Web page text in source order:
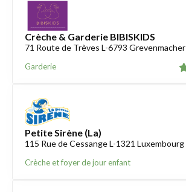
Crèche & Garderie BIBISKIDS
71 Route de Trèves L-6793 Grevenmacher
Garderie
Petite Sirène (La)
115 Rue de Cessange L-1321 Luxembourg
Crèche et foyer de jour enfant